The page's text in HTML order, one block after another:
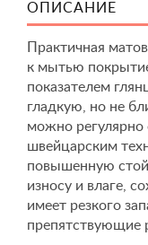
ОПИСАНИЕ
Практичная
к мытью
показателем
гладкую, но не
можно регулярно
швейцарским
повышенную
износу и влаге,
имеет резкого
препятствующие